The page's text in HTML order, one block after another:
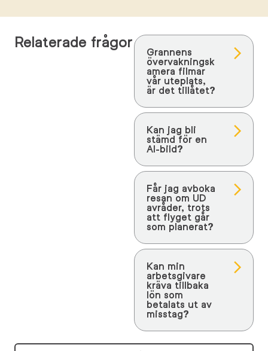
Relaterade frågor
Grannens
övervakningsk
amera filmar
vår uteplats,
är det tillåtet?
Kan jag bli
stämd för en
AI-bild?
Får jag avboka
resan om UD
avråder, trots
att flyget går
som planerat?
Kan min
arbetsgivare
kräva tillbaka
lön som
betalats ut av
misstag?